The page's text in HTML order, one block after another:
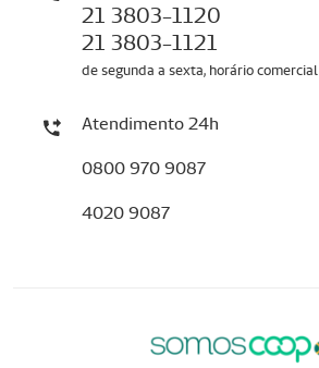
21 3803-1120
21 3803-1121
de segunda a sexta, horário comercial
Atendimento 24h
0800 970 9087
4020 9087